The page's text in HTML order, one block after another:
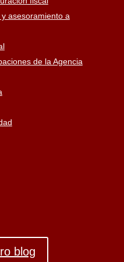
asesoramiento a
de la Agencia
blog